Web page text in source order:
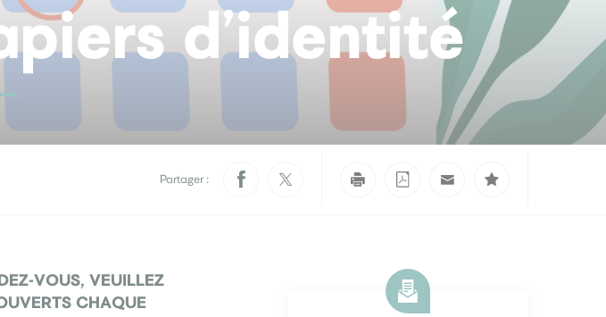
d’identité
Partager :
VOUS, VEUILLEZ
CHAQUE